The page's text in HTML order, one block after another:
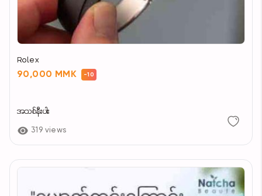
Rolex
90,000 MMK -10
အသစ်နီးပါး
319 views